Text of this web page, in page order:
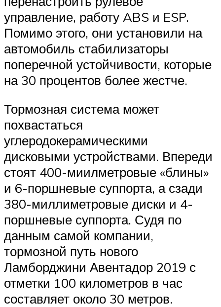
управление, работу ABS и ESP.
Помимо этого, они установили на
автомобиль стабилизаторы
поперечной устойчивости, которые
на 30 процентов более жестче.
Тормозная система может
похвастаться
углеродокерамическими
дисковыми устройствами. Впереди
стоят 400-миилметровые «блины»
и 6-поршневые суппорта, а сзади
380-миллиметровые диски и 4-
поршневые суппорта. Судя по
данным самой компании,
тормозной путь нового
Ламборджини Авентадор 2019 с
отметки 100 километров в час
составляет около 30 метров.